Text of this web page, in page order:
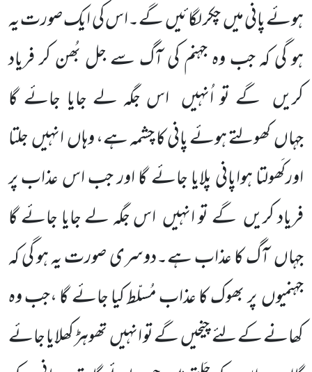
ہوئے پانی میں چکر لگائیں گے۔اس کی ایک صورت یہ
ہو گی کہ جب وہ جہنم کی آگ سے جل بُھن کر فریاد
کریں گے تو اُنہیں اس جگہ لے جایا جائے گا
جہاں کھولتے ہوئے پانی کا چشمہ ہے، وہاں انہیں جلتا
اورکَھولتا ہواپانی پلایا جائے گا اور جب اس عذاب پر
فریاد کریں گے تو انہیں اس جگہ لے جایا جائے گا
جہاں آگ کا عذاب ہے۔دوسری صورت یہ ہو گی کہ
جہنمیوں پر بھوک کا عذاب مُسلّط کیا جائے گا ،جب وہ
کھانے کے لئے چیخیں گے تو انہیں تھوہڑ کھلایا جائے